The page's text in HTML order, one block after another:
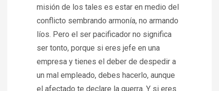
misión de los tales es estar en medio del
conflicto sembrando armonía, no armando
líos. Pero el ser pacificador no significa
ser tonto, porque si eres jefe en una
empresa y tienes el deber de despedir a
un mal empleado, debes hacerlo, aunque
el afectado te declare la guerra. Y si eres